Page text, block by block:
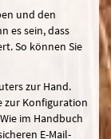
und den
es sein, dass
So können Sie
zur Hand.
zur Konfiguration
im Handbuch
E-Mail-